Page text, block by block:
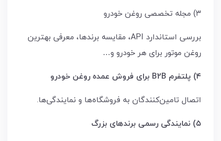
۳) مجله تخصصی روغن خودرو
بررسی استاندارد API، مقایسه برندها، معرفی بهترین
روغن موتور برای هر خودرو و…
۴) پلتفرم B2B برای فروش عمده روغن خودرو
اتصال تامین‌کنندگان به فروشگاه‌ها و نمایندگی‌ها.
۵) نمایندگی رسمی برندهای بزرگ